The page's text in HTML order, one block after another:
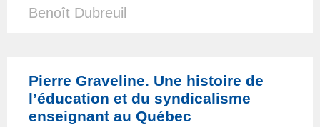
Benoît Dubreuil
Pierre Graveline. Une histoire de
l’éducation et du syndicalisme
enseignant au Québec